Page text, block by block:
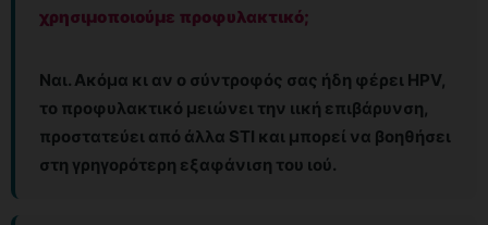
χρησιμοποιούμε προφυλακτικό;
Ναι. Ακόμα κι αν ο σύντροφός σας ήδη φέρει HPV,
το προφυλακτικό μειώνει την ιική επιβάρυνση,
προστατεύει από άλλα STI και μπορεί να βοηθήσει
στη γρηγορότερη εξαφάνιση του ιού.